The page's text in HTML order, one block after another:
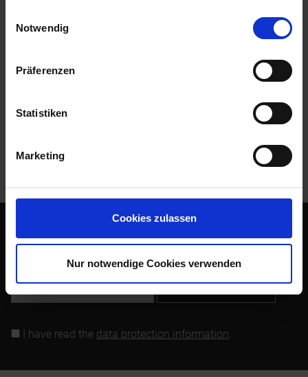
Cookies, wenn Sie unsere Webseite weiterhin nutzen.
Notwendig
Präferenzen
Statistiken
Marketing
Cookies zulassen
Nur notwendige Cookies verwenden
Original Bing spare part. Retaining pin - pin - fuse for float
Subscribe to the free newsletter and ensure that you will no
I have read the data protection information.